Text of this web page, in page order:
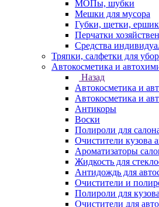
МОПы, шубки
Мешки для мусора
Губки, щетки,
Перчатки
Средства
Тряпки, салфетки для
Автокосметика и
Назад
Автокосметика и
Автокосметика и
Антикоры
Воски
Полироли для
Очистители кузова
Ароматизаторы
Жидкость для
Антидождь для
Очистители и
Полироли для кузова
Очистители для